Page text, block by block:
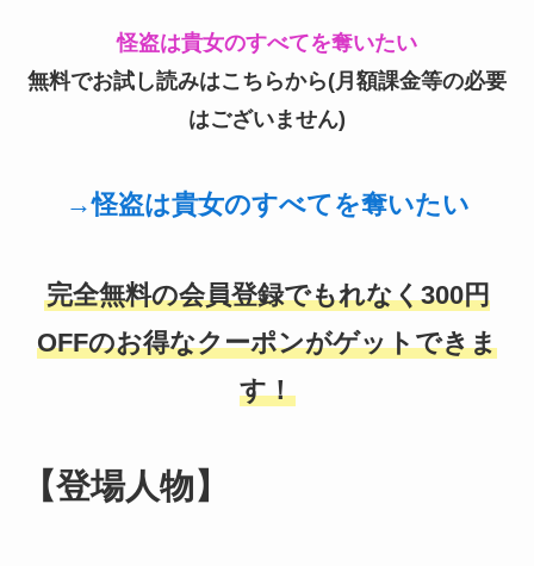
怪盗は貴女のすべてを奪いたい
無料でお試し読みはこちらから(月額課金等の必要
はございません)
→怪盗は貴女のすべてを奪いたい
完全無料の会員登録でもれなく300円
OFFのお得なクーポンがゲットできま
す！
【登場人物】